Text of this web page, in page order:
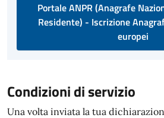
Portale ANPR (Anagrafe
Residente) - Iscrizione
europei
Condizioni di servizio
Una volta inviata la tua